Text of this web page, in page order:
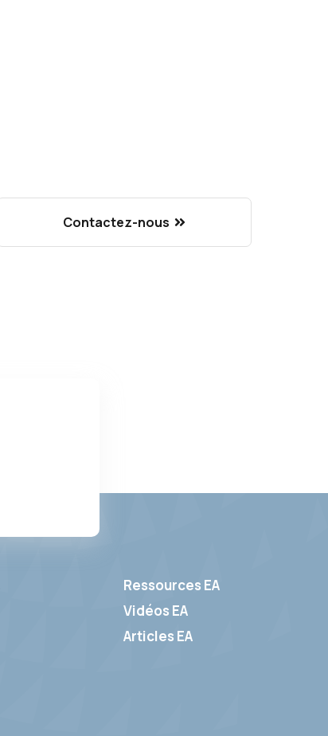
Contactez-nous
Footer
Ressources EA
Vidéos EA
Articles EA